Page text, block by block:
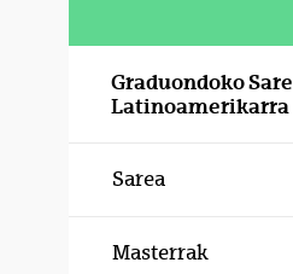
Graduondoko Sare
Latinoamerikarra
Sarea
Masterrak